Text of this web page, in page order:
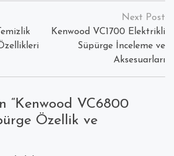
Kenwood VC1700 Elektrikli
Süpürge İnceleme ve
Aksesuarları
“Kenwood VC6800
Özellik ve